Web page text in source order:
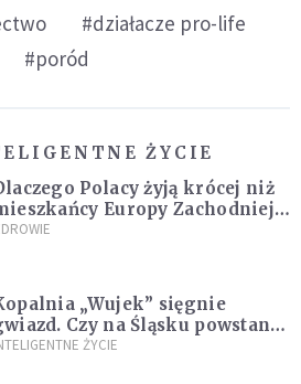
#działacze pro-life
#poród
ŻYCIE
Polacy żyją krócej niż
Europy Zachodniej?
wskazuje główne
„Wujek” sięgnie
Czy na Śląsku powstanie
Krzemowa”?
ŻYCIE